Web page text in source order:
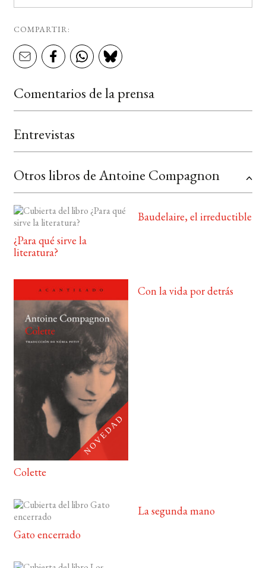
COMPARTIR:
Comentarios de la prensa
Entrevistas
Otros libros de Antoine Compagnon
¿Para qué sirve la
literatura?
Baudelaire, el irreductible
Colette
Con la vida por detrás
Gato encerrado
La segunda mano